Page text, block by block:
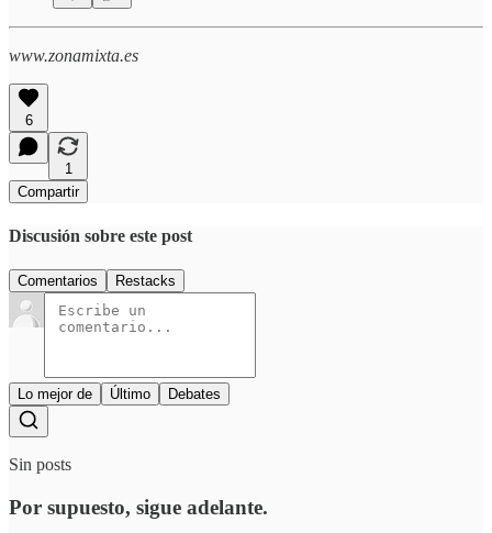
www.zonamixta.es
6
1
Compartir
Discusión sobre este post
Comentarios Restacks
Lo mejor de Último Debates
Sin posts
Por supuesto, sigue adelante.